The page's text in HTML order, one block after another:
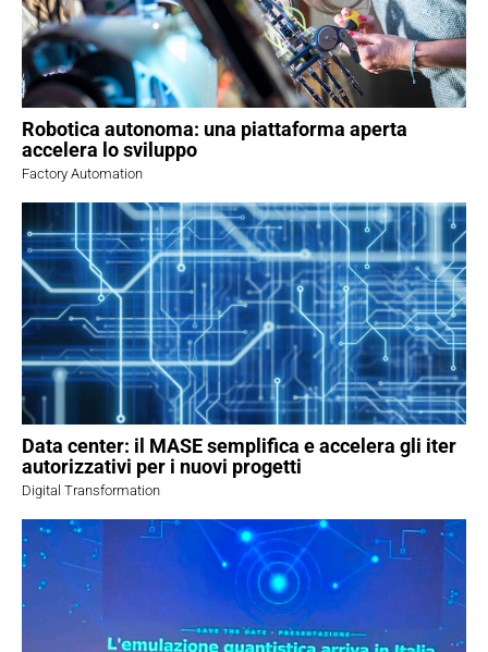
Robotica autonoma: una piattaforma aperta
accelera lo sviluppo
Factory Automation
Data center: il MASE semplifica e accelera gli iter
autorizzativi per i nuovi progetti
Digital Transformation